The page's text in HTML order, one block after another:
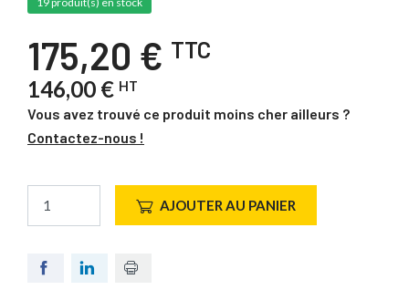
175,20 € TTC
146,00 € HT
Vous avez trouvé ce produit moins cher ailleurs ?
Contactez-nous !
AJOUTER AU PANIER